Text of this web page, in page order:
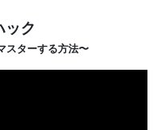
ック
スターする方法〜